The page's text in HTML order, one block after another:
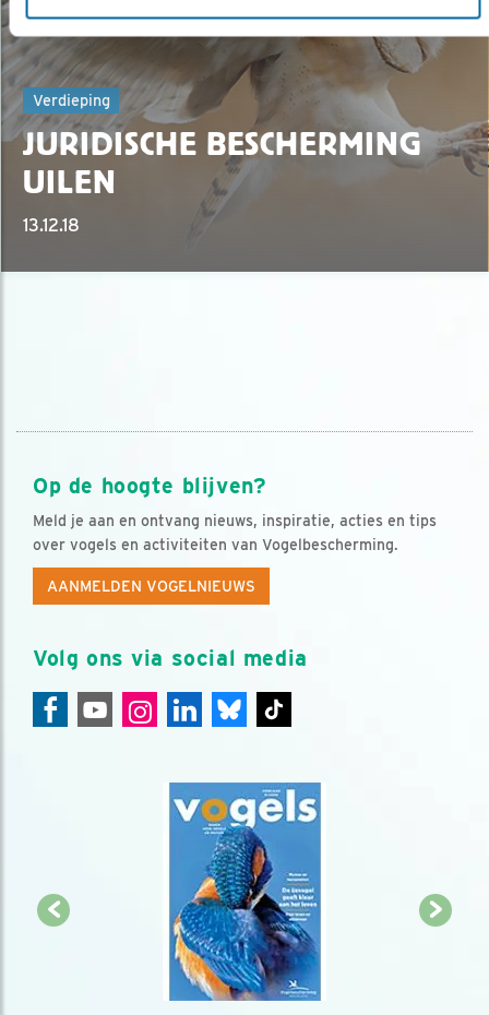
Verdieping
JURIDISCHE BESCHERMING
UILEN
13.12.18
Op de hoogte blijven?
Meld je aan en ontvang nieuws, inspiratie, acties en tips
over vogels en activiteiten van Vogelbescherming.
AANMELDEN VOGELNIEUWS
Volg ons via social media